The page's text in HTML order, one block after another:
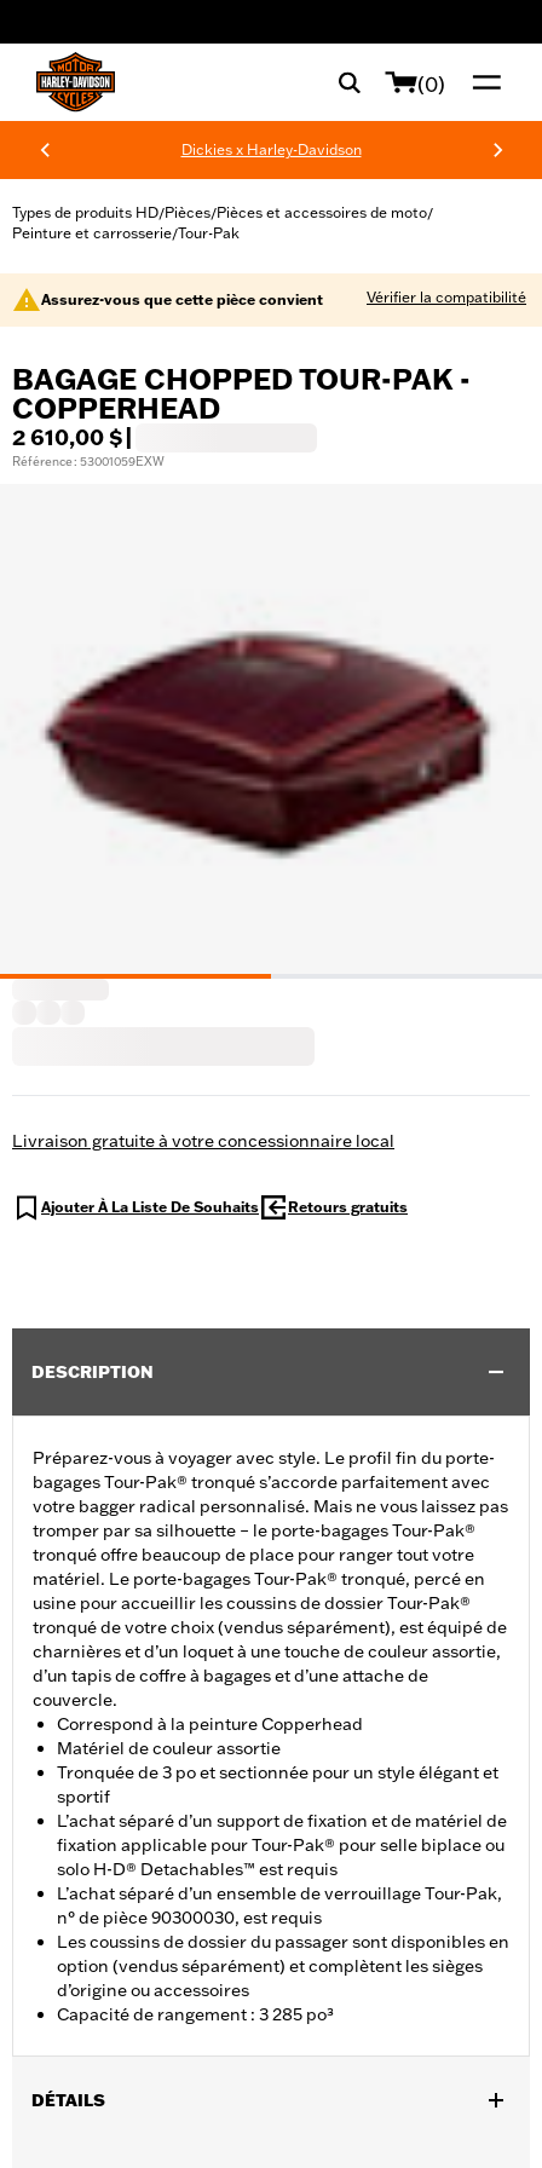
(0)
Dickies x Harley-Davidson
Types de produits HD/Pièces/Pièces et accessoires de moto/
Peinture et carrosserie/Tour-Pak
Assurez-vous que cette pièce convient Vérifier la compatibilité
BAGAGE CHOPPED TOUR-PAK -
COPPERHEAD
2 610,00 $
Référence : 53001059EXW
Livraison gratuite à votre concessionnaire local
Ajouter À La Liste De Souhaits Retours gratuits
DESCRIPTION
Préparez-vous à voyager avec style. Le profil fin du porte-
bagages Tour-Pak® tronqué s’accorde parfaitement avec
votre bagger radical personnalisé. Mais ne vous laissez pas
tromper par sa silhouette – le porte-bagages Tour-Pak®
tronqué offre beaucoup de place pour ranger tout votre
matériel. Le porte-bagages Tour-Pak® tronqué, percé en
usine pour accueillir les coussins de dossier Tour-Pak®
tronqué de votre choix (vendus séparément), est équipé de
charnières et d’un loquet à une touche de couleur assortie,
d’un tapis de coffre à bagages et d’une attache de
couvercle.
Correspond à la peinture Copperhead
Matériel de couleur assortie
Tronquée de 3 po et sectionnée pour un style élégant et
sportif
L’achat séparé d’un support de fixation et de matériel de
fixation applicable pour Tour-Pak® pour selle biplace ou
solo H-D® Detachables™ est requis
L’achat séparé d’un ensemble de verrouillage Tour-Pak,
n° de pièce 90300030, est requis
Les coussins de dossier du passager sont disponibles en
option (vendus séparément) et complètent les sièges
d’origine ou accessoires
Capacité de rangement : 3 285 po³
DÉTAILS